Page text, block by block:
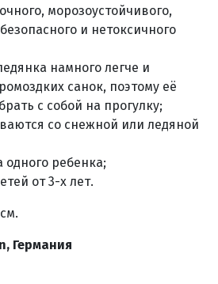
морозоустойчивого,
и нетоксичного
намного легче и
санок, поэтому её
с собой на прогулку;
со снежной или ледяной
одного ребенка;
от 3-х лет.
Германия